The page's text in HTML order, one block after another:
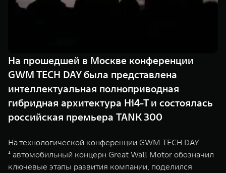
от 6 499 000 ₽ от 10 199 000 ₽
Расширяя границы комфорта
от 6 149 000 ₽
Эстетика нового времени
от 5 699 000 ₽
TANK Финансы
TANK Кредит
TANK Лизинг
TANK Страхование
Сервис
ЦИФРОВЫЕ СЕРВИСЫ TANK
Цифровые сервисы TANK
Подписки
На прошедшей в Москве конференции
GWM TECH DAY была представлена
интеллектуальная полноприводная
гибридная архитектура Hi4-T и состоялась
российская премьера TANK 300
На технологической конференции GWM TECH DAY
¹ автомобильный концерн Great Wall Motor обозначил
ключевые этапы развития компании, поделился